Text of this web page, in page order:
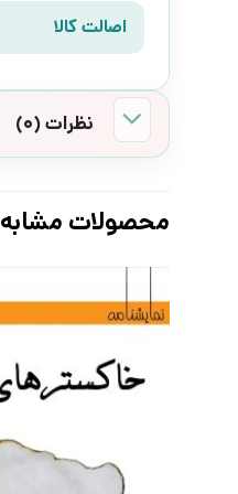
اصالت کالا
نظرات (0)
محصولات مشابه